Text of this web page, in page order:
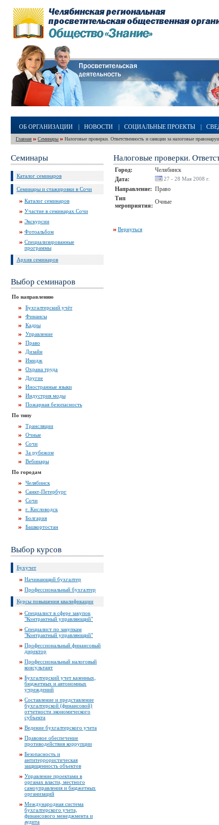
ОБ ОРГАНИЗАЦИИ НОВОСТИ СОЦИАЛЬНЫЕ ПРОЕКТЫ
Главная Семинары Налоговые проверки. Ответственность и санкции за налоговые
Семинары
Каталог семинаров
Семинары и стажировки в Сочи
Каталог семинаров
Участие в семинарах Сочи
Экскурсии
Фотоальбом
Специализированные
программы
Архив семинаров
Выбор семинаров
По направлению
Бухгалтерский учёт
Финансы
Кадры
Управление
Право
Дизайн
Имидж
Охрана труда
Другие
Иностранные языки
Индустрия моды
Пожарная безопасность
По типу
Трансляции
Очные
Сочи
За рубежом
Вебинары
По городам
Челябинск
Санкт-Петербург
Сочи
г. Кисловодск
Болгария
Башкортостан
Выбор курсов
Бухучет
Начинающий бухгалтер
Профессиональный бухгалтер
Курсы повышения квалификации
Специалист в сфере закупок
"Контрактный управляющий"
Специалист по закупкам
"Контрактный управляющий"
Профессиональный финансовый
директор
Профессиональный налоговый
консультант
Бухгалтерский учет казенных,
бюджетных и автономных
учреждений
Составление и представление
бухгалтерской (финансовой)
отчетности экономического
субъекта
Ведение бухгалтерского учета
Правовое обеспечение
противодействия коррупции
Безопасность и
антитеррористическая
защищенность объектов
Управление проектами в
органах власти, местного
самоуправления и бюджетных
организаций
Международная система
бухгалтерского учета,
финансового менеджмента и
аудита
Налоговые проверки.
Город:
Челябинск
Дата:
27 - 28 Мая 2008 г.
Направление: Право
Тип
мероприятия:
Очные
Вернуться